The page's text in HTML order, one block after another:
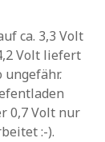
ca. 3,3 Volt
Volt liefert
ungefähr.
0,7 Volt nur
:-).